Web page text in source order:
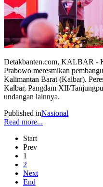
Detakbanten.com, KALBAR -
Prabowo meresmikan
Kalimantan Barat (Kalbar).
Kalbar, Pangdam XII/
undangan lainnya.
Published inNasional
Read more...
Start
Prev
1
2
Next
End